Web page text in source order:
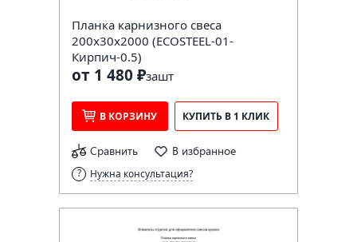
Планка карнизного свеса
200х30х2000 (ECOSTEEL-01-
Кирпич-0.5)
от 1 480 ₽зашт
В КОРЗИНУ КУПИТЬ В 1 КЛИК
Сравнить В избранное
Нужна консультация?